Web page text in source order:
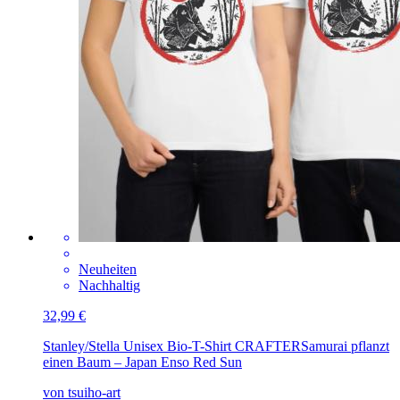
Neuheiten
Nachhaltig
32,99 €
Stanley/Stella Unisex Bio-T-Shirt CRAFTERSamurai pflanzt
einen Baum – Japan Enso Red Sun
von tsuiho-art